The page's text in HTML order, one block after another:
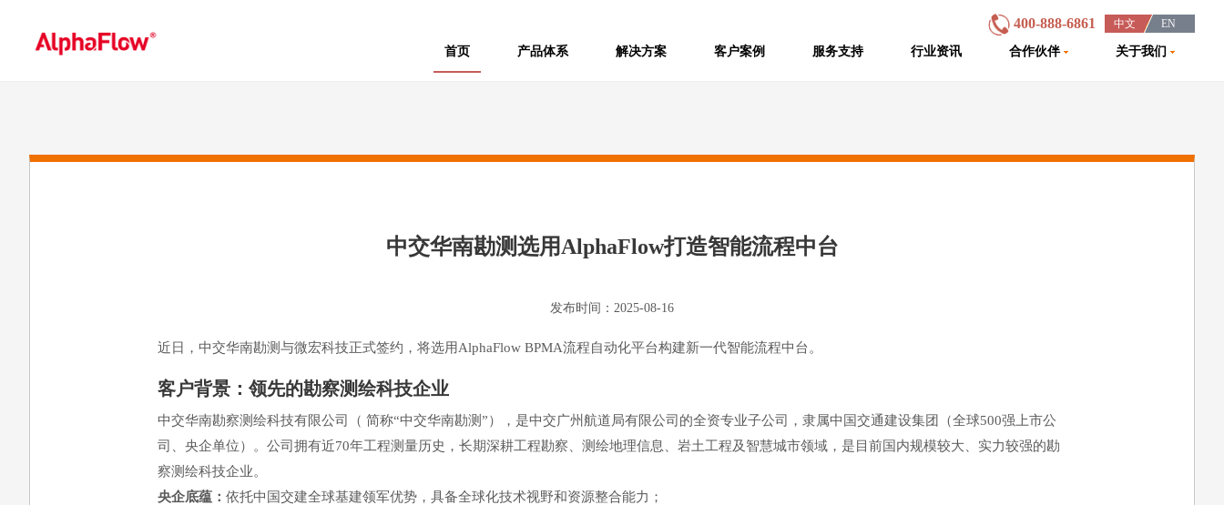
400-888-6861 中文 EN
首页 产品体系 解决方案 客户案例 服务支持 行业资讯 合作伙伴 关于我们
中交华南勘测选用AlphaFlow打造智能流程中台
发布时间：2025-08-16
近日，中交华南勘测与微宏科技正式签约，将选用AlphaFlow BPMA流程自动化平台构建新一代智能流程中台。
客户背景：领先的勘察测绘科技企业
中交华南勘察测绘科技有限公司（ 简称“中交华南勘测”），是中交广州航道局有限公司的全资专业子公司，隶属中国交通建设集团（全球500强上市公
司、央企单位）。公司拥有近70年工程测量历史，长期深耕工程勘察、测绘地理信息、岩土工程及智慧城市领域，是目前国内规模较大、实力较强的勘
察测绘科技企业。
央企底蕴： 依托中国交建全球基建领军优势，具备全球化技术视野和资源整合能力；